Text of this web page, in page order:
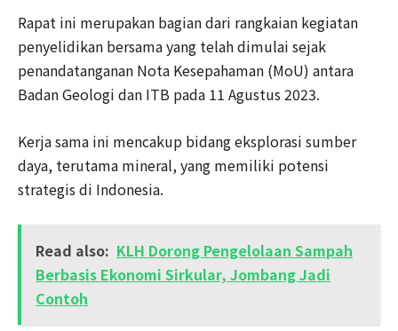
Rapat ini merupakan bagian dari rangkaian kegiatan
penyelidikan bersama yang telah dimulai sejak
penandatanganan Nota Kesepahaman (MoU) antara
Badan Geologi dan ITB pada 11 Agustus 2023.
Kerja sama ini mencakup bidang eksplorasi sumber
daya, terutama mineral, yang memiliki potensi
strategis di Indonesia.
Read also: KLH Dorong Pengelolaan Sampah
Berbasis Ekonomi Sirkular, Jombang Jadi
Contoh